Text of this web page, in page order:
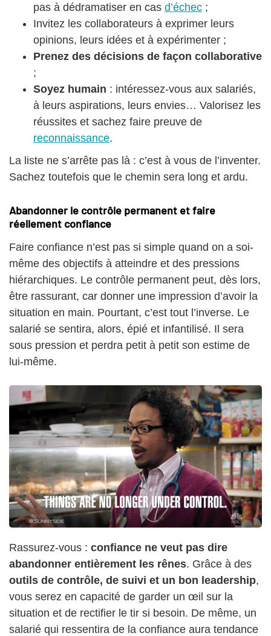
pas à dédramatiser en cas d’échec ;
Invitez les collaborateurs à exprimer leurs
opinions, leurs idées et à expérimenter ;
Prenez des décisions de façon collaborative
;
Soyez humain : intéressez-vous aux salariés,
à leurs aspirations, leurs envies… Valorisez les
réussites et sachez faire preuve de
reconnaissance.
La liste ne s’arrête pas là : c’est à vous de l’inventer.
Sachez toutefois que le chemin sera long et ardu.
Abandonner le contrôle permanent et faire
réellement confiance
Faire confiance n’est pas si simple quand on a soi-
même des objectifs à atteindre et des pressions
hiérarchiques. Le contrôle permanent peut, dès lors,
être rassurant, car donner une impression d’avoir la
situation en main. Pourtant, c’est tout l’inverse. Le
salarié se sentira, alors, épié et infantilisé. Il sera
sous pression et perdra petit à petit son estime de
lui-même.
Rassurez-vous : confiance ne veut pas dire
abandonner entièrement les rênes. Grâce à des
outils de contrôle, de suivi et un bon leadership,
vous serez en capacité de garder un œil sur la
situation et de rectifier le tir si besoin. De même, un
salarié qui ressentira de la confiance aura tendance